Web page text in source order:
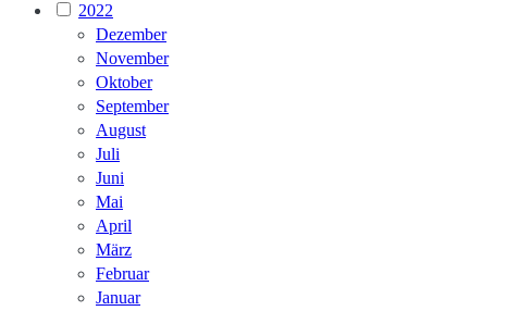
2022
Dezember
November
Oktober
September
August
Juli
Juni
Mai
April
März
Februar
Januar